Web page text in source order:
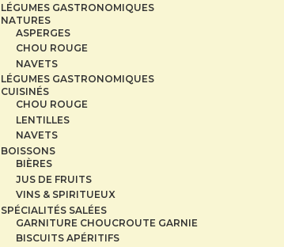
LÉGUMES GASTRONOMIQUES
NATURES
ASPERGES
CHOU ROUGE
NAVETS
LÉGUMES GASTRONOMIQUES
CUISINÉS
CHOU ROUGE
LENTILLES
NAVETS
BOISSONS
BIÈRES
JUS DE FRUITS
VINS & SPIRITUEUX
SPÉCIALITÉS SALÉES
GARNITURE CHOUCROUTE GARNIE
BISCUITS APÉRITIFS